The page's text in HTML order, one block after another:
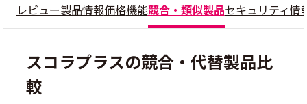
レビュー製品情報価格機能競合・類似製品セキュリティ情
スコラプラスの競合・代替製品比
較